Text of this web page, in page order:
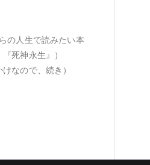
の人生で読みたい本
死神永生』）
なので、続き）